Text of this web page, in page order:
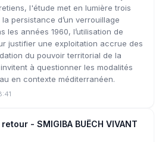
l'étude met en lumière trois
persistance d’un verrouillage
les années 1960, l’utilisation de
justifier une exploitation accrue des
du pouvoir territorial de la
à questionner les modalités
en contexte méditerranéen.
- SMIGIBA BUËCH VIVANT